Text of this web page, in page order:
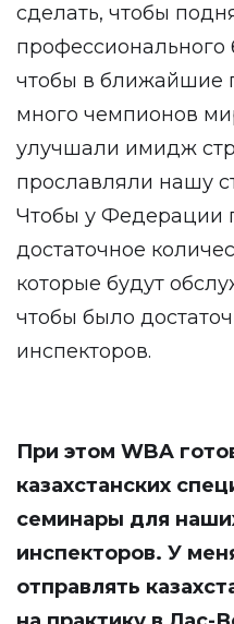
сделать, чтобы
профессионального
чтобы в ближайшие
много чемпионов
улучшали имидж
прославляли нашу
Чтобы у Федерации
достаточное
которые будут
чтобы было
инспекторов.
При этом WBA
казахстанских
семинары для
инспекторов. У
отправлять